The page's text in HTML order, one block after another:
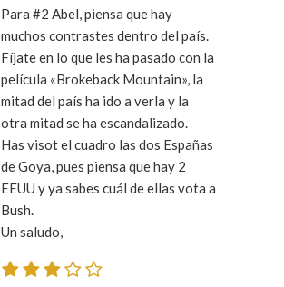
Para #2 Abel, piensa que hay
muchos contrastes dentro del país.
Fíjate en lo que les ha pasado con la
película «Brokeback Mountain», la
mitad del país ha ido a verla y la
otra mitad se ha escandalizado.
Has visot el cuadro las dos Españas
de Goya, pues piensa que hay 2
EEUU y ya sabes cuál de ellas vota a
Bush.
Un saludo,